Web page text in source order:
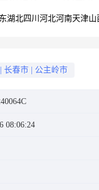
湖北四川 河北河南天津山
长春市 公主岭市
08:06:24